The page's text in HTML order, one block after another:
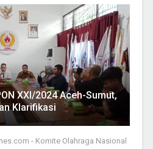
XXI/2024 Aceh-Sumut,
Klarifikasi
- Komite Olahraga Nasional